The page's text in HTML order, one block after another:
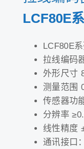
LCF80E
LCF80E系
拉线编码
外形尺寸
测量范围
传感器功
分辨率
线性精度
通讯接口